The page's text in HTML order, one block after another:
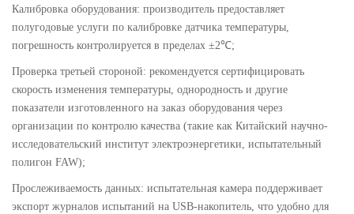
Калибровка оборудования: производитель предоставляет
полугодовые услуги по калибровке датчика температуры,
погрешность контролируется в пределах ±2℃;
Проверка третьей стороной: рекомендуется сертифицировать
скорость изменения температуры, однородность и другие
показатели изготовленного на заказ оборудования через
организации по контролю качества (такие как Китайский научно-
исследовательский институт электроэнергетики, испытательный
полигон FAW);
Прослеживаемость данных: испытательная камера поддерживает
экспорт журналов испытаний на USB-накопитель, что удобно для